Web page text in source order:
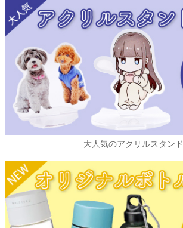
大人気のアクリルスタンド